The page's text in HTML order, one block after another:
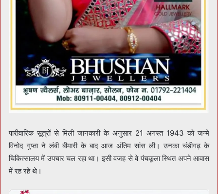
पारीवारिक सूत्रों से मिली जानकारी के अनुसार 21 अगस्त 1943 को जन्मे
विनोद गुप्ता ने लंबी बीमारी के बाद आज अंतिम सांस ली। उनका चंडीगढ़ के
चिकित्सालय में उपचार चल रहा था। इसी वजह से वे पंचकूला स्थित अपने आवास
में रह रहे थे।